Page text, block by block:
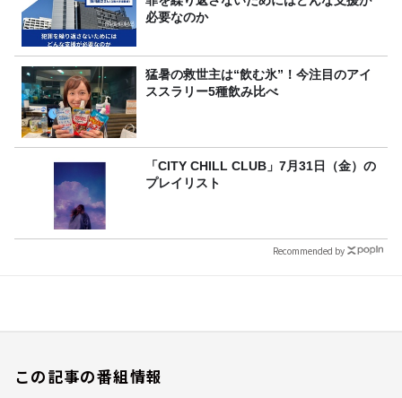
必要なのか
猛暑の救世主は“飲む氷”！今注目のアイ
ススラリー5種飲み比べ
「CITY CHILL CLUB」7月31日（金）の
プレイリスト
Recommended by
この記事の番組情報